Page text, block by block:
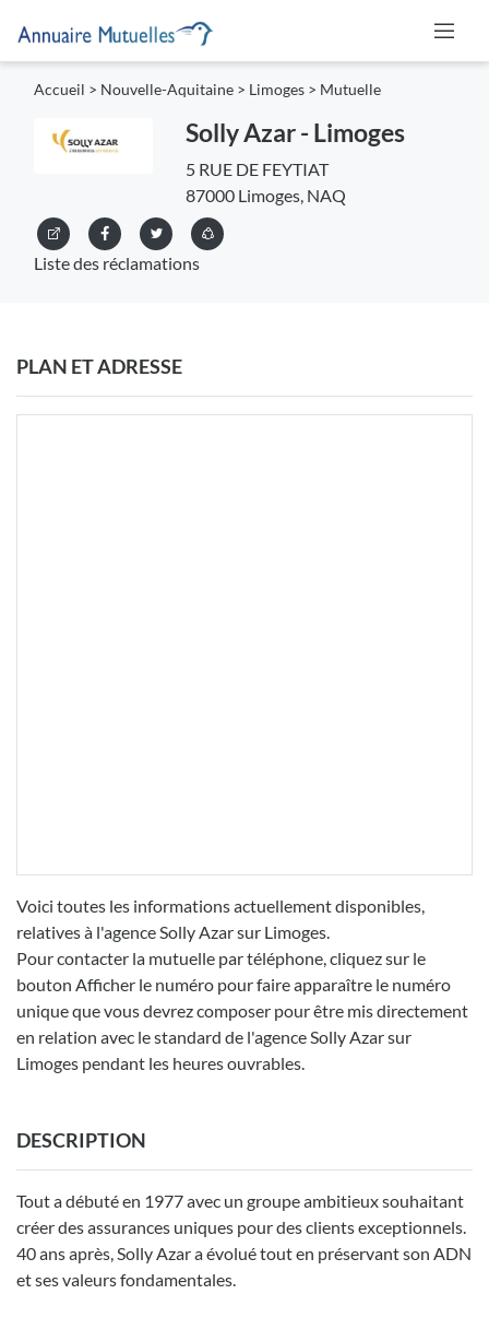
Accueil > Nouvelle-Aquitaine > Limoges > Mutuelle
Solly Azar - Limoges
5 RUE DE FEYTIAT
87000 Limoges, NAQ
Liste des réclamations
PLAN ET ADRESSE
Voici toutes les informations actuellement disponibles,
relatives à l'agence Solly Azar sur Limoges.
Pour contacter la mutuelle par téléphone, cliquez sur le
bouton Afficher le numéro pour faire apparaître le numéro
unique que vous devrez composer pour être mis directement
en relation avec le standard de l'agence Solly Azar sur
Limoges pendant les heures ouvrables.
DESCRIPTION
Tout a débuté en 1977 avec un groupe ambitieux souhaitant
créer des assurances uniques pour des clients exceptionnels.
40 ans après, Solly Azar a évolué tout en préservant son ADN
et ses valeurs fondamentales.